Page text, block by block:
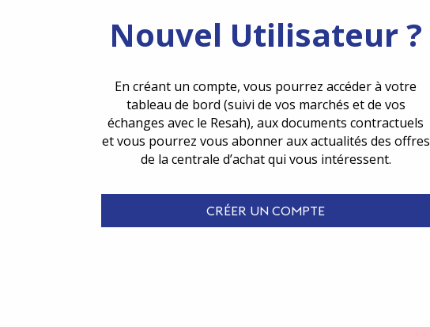
Nouvel Utilisateur ?
En créant un compte, vous pourrez accéder à votre
tableau de bord (suivi de vos marchés et de vos
échanges avec le Resah), aux documents contractuels
et vous pourrez vous abonner aux actualités des offres
de la centrale d’achat qui vous intéressent.
CRÉER UN COMPTE